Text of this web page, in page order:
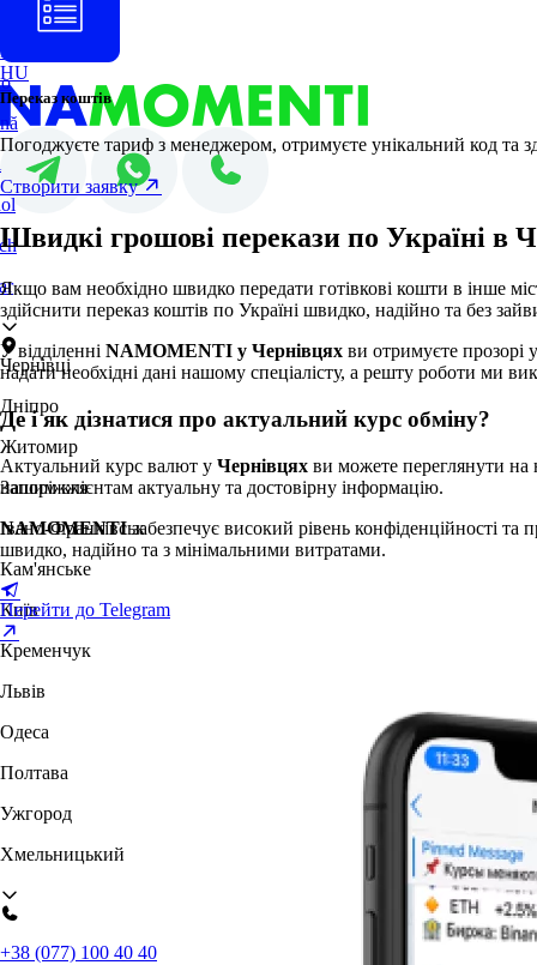
DE
HU
Чернівці
Дніпро
Житомир
Запоріжжя
Івано-Франківськ
Кам'янське
Київ
Кременчук
Львів
Одеса
Полтава
Ужгород
Хмельницький
+38 (077) 100 40 40
Переказ коштів
Погоджуєте тариф з менеджером, отримуєте унікальний код та
Створити заявку
Швидкі грошові перекази по Україні в
Якщо вам необхідно швидко передати готівкові кошти в інше
здійснити переказ коштів по Україні швидко, надійно та без
У відділенні NAMOMENTI у Чернівцях ви отримуєте прозорі
надати необхідні дані нашому спеціалісту, а решту роботи ми
Де і як дізнатися про актуальний курс обміну?
Актуальний курс валют у Чернівцях ви можете переглянути на
нашим клієнтам актуальну та достовірну інформацію.
NAMOMENTIзабезпечує високий рівень конфіденційності
швидко, надійно та з мінімальними витратами.
Перейти до Telegram